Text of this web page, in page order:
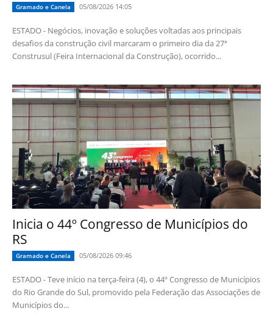
Gramado e Canela 05/08/2026 14:05
ESTADO - Negócios, inovação e soluções voltadas aos principais
desafios da construção civil marcaram o primeiro dia da 27ª
Construsul (Feira Internacional da Construção), ocorrido...
Inicia o 44º Congresso de Municípios do
RS
Gramado e Canela 05/08/2026 09:46
ESTADO - Teve início na terça-feira (4), o 44º Congresso de Municípios
do Rio Grande do Sul, promovido pela Federação das Associações de
Municípios do...